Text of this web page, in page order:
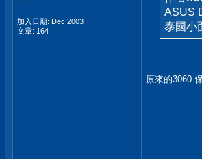
加入日期: Dec 2003
文章: 164
ASUS
泰國小
原來的3060